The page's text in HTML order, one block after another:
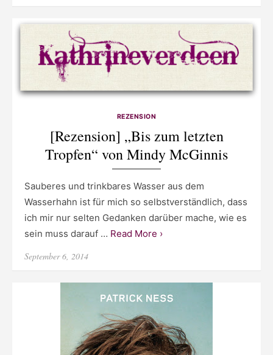
REZENSION
[Rezension] „Bis zum letzten
Tropfen“ von Mindy McGinnis
Sauberes und trinkbares Wasser aus dem
Wasserhahn ist für mich so selbstverständlich, dass
ich mir nur selten Gedanken darüber mache, wie es
sein muss darauf … Read More ›
Posted
September 6, 2014